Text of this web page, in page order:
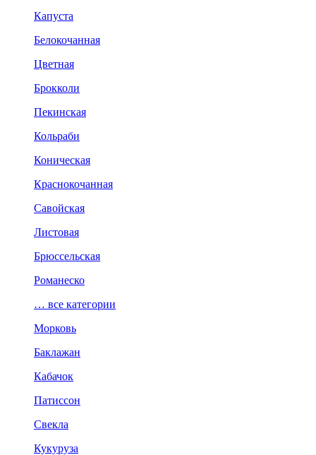
Капуста
Белокочанная
Цветная
Брокколи
Пекинская
Кольраби
Коническая
Краснокочанная
Савойская
Листовая
Брюссельская
Романеско
… все категории
Морковь
Баклажан
Кабачок
Патиссон
Свекла
Кукуруза